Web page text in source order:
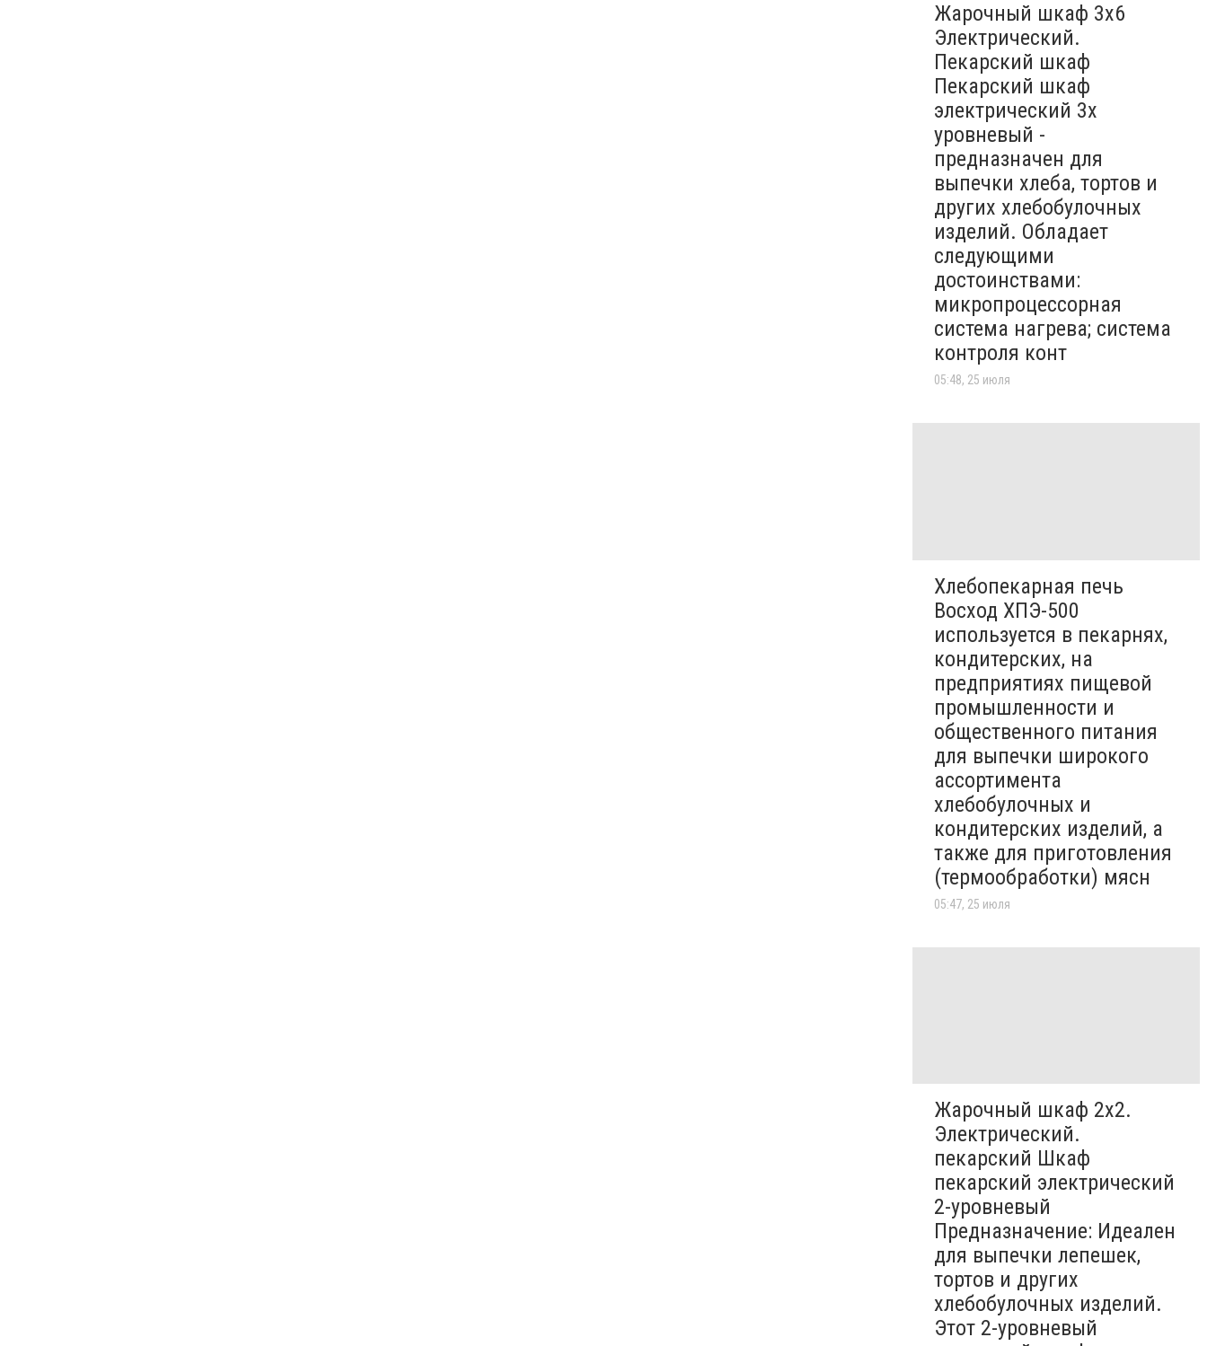
Жарочный шкаф 3х6
Электрический.
Пекарский шкаф
Пекарский шкаф
электрический 3х
уровневый -
предназначен для
выпечки хлеба, тортов и
других хлебобулочных
изделий. Обладает
следующими
достоинствами:
микропроцессорная
система нагрева; система
контроля конт
05:48, 25 июля
Хлебопекарная печь
Восход ХПЭ-500
используется в пекарнях,
кондитерских, на
предприятиях пищевой
промышленности и
общественного питания
для выпечки широкого
ассортимента
хлебобулочных и
кондитерских изделий, а
также для приготовления
(термообработки) мясн
05:47, 25 июля
Жарочный шкаф 2х2.
Электрический.
пекарский Шкаф
пекарский электрический
2-уровневый
Предназначение: Идеален
для выпечки лепешек,
тортов и других
хлебобулочных изделий.
Этот 2-уровневый